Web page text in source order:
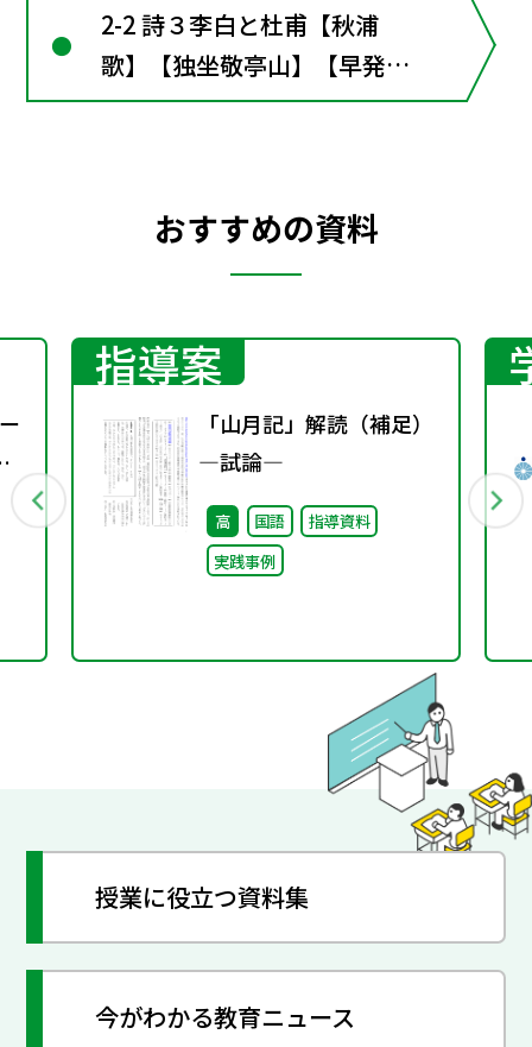
2-2 詩３李白と杜甫【秋浦
歌】【独坐敬亭山】【早発白
帝城】【送友人】【月下独
おすすめの資料
指導案
「山月記」解読（補足）
―試論―
高 国語
指導資料
実践事例
授業に役立つ資料集
今がわかる教育ニュース